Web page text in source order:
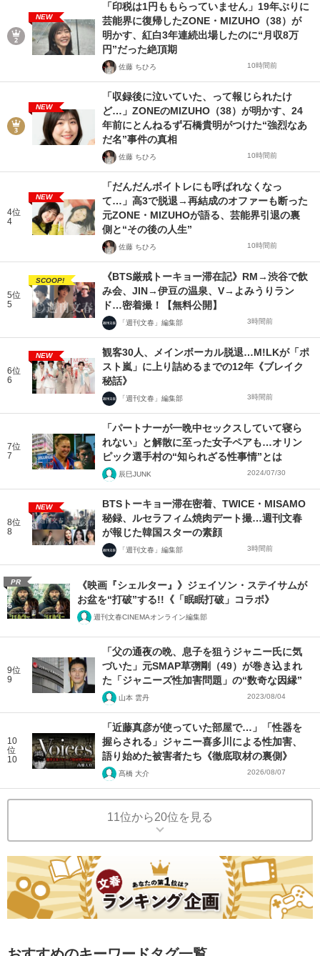
NEW
「印税は1円ももらっていません」19年ぶりに
芸能界に復帰したZONE・MIZUHO（38）が
明かす、紅白3年連続出場したのに“月収8万
円”だった絶頂期
佐藤 ちひろ 10時間前
NEW
「収録後に泣いていた、って報じられたけ
ど…」ZONEのMIZUHO（38）が明かす、24
年前にとんねるず石橋貴明がつけた“強烈なあ
だ名”事件の真相
佐藤 ちひろ 10時間前
4位
4
NEW
「だんだんボイトレにも呼ばれなくなっ
て…」高3で脱退→再結成のオファーも断った
元ZONE・MIZUHOが語る、芸能界引退の裏
側と“その後の人生”
佐藤 ちひろ 10時間前
5位
5
SCOOP!
《BTS厳戒トーキョー滞在記》RM→渋谷で飲
み会、JIN→伊豆の温泉、V→よみうりラン
ド…密着撮！【無料公開】
「週刊文春」編集部 3時間前
6位
6
NEW
観客30人、メインボーカル脱退…M!LKが「ポ
スト嵐」に上り詰めるまでの12年《ブレイク
秘話》
「週刊文春」編集部 3時間前
7位
7
「パートナーが一晩中セックスしていて寝ら
れない」と解散に至った女子ペアも…オリン
ピック選手村の“知られざる性事情”とは
辰巳JUNK 2024/07/30
8位
8
NEW
BTSトーキョー滞在密着、TWICE・MISAMO
秘録、ルセラフィム焼肉デート撮…週刊文春
が報じた韓国スターの素顔
「週刊文春」編集部 3時間前
PR
《映画『シェルター』》ジェイソン・ステイサムが
お盆を“打破”する!!《「眠眠打破」コラボ》
週刊文春CINEMAオンライン編集部
9位
9
「父の通夜の晩、息子を狙うジャニー氏に気
づいた」元SMAP草彅剛（49）が巻き込まれ
た「ジャニーズ性加害問題」の“数奇な因縁”
山本 雲丹 2023/08/04
10
位
10
「近藤真彦が使っていた部屋で…」「性器を
握らされる」ジャニー喜多川による性加害、
語り始めた被害者たち《徹底取材の裏側》
髙橋 大介 2026/08/07
11位から20位を見る